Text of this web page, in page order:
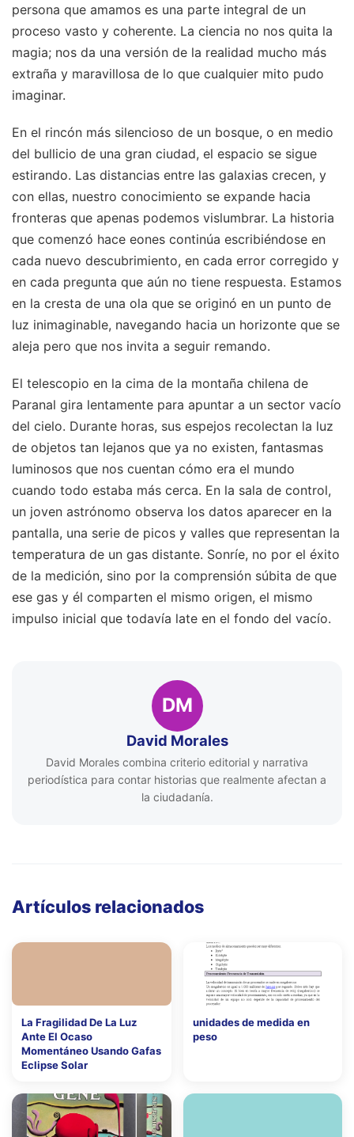
persona que amamos es una parte integral de un
proceso vasto y coherente. La ciencia no nos quita la
magia; nos da una versión de la realidad mucho más
extraña y maravillosa de lo que cualquier mito pudo
imaginar.
En el rincón más silencioso de un bosque, o en medio
del bullicio de una gran ciudad, el espacio se sigue
estirando. Las distancias entre las galaxias crecen, y
con ellas, nuestro conocimiento se expande hacia
fronteras que apenas podemos vislumbrar. La historia
que comenzó hace eones continúa escribiéndose en
cada nuevo descubrimiento, en cada error corregido y
en cada pregunta que aún no tiene respuesta. Estamos
en la cresta de una ola que se originó en un punto de
luz inimaginable, navegando hacia un horizonte que se
aleja pero que nos invita a seguir remando.
El telescopio en la cima de la montaña chilena de
Paranal gira lentamente para apuntar a un sector vacío
del cielo. Durante horas, sus espejos recolectan la luz
de objetos tan lejanos que ya no existen, fantasmas
luminosos que nos cuentan cómo era el mundo
cuando todo estaba más cerca. En la sala de control,
un joven astrónomo observa los datos aparecer en la
pantalla, una serie de picos y valles que representan la
temperatura de un gas distante. Sonríe, no por el éxito
de la medición, sino por la comprensión súbita de que
ese gas y él comparten el mismo origen, el mismo
impulso inicial que todavía late en el fondo del vacío.
DM
David Morales
David Morales combina criterio editorial y narrativa
periodística para contar historias que realmente afectan a
la ciudadanía.
Artículos relacionados
La Fragilidad De La Luz
Ante El Ocaso
Momentáneo Usando Gafas
Eclipse Solar
unidades de medida en
peso